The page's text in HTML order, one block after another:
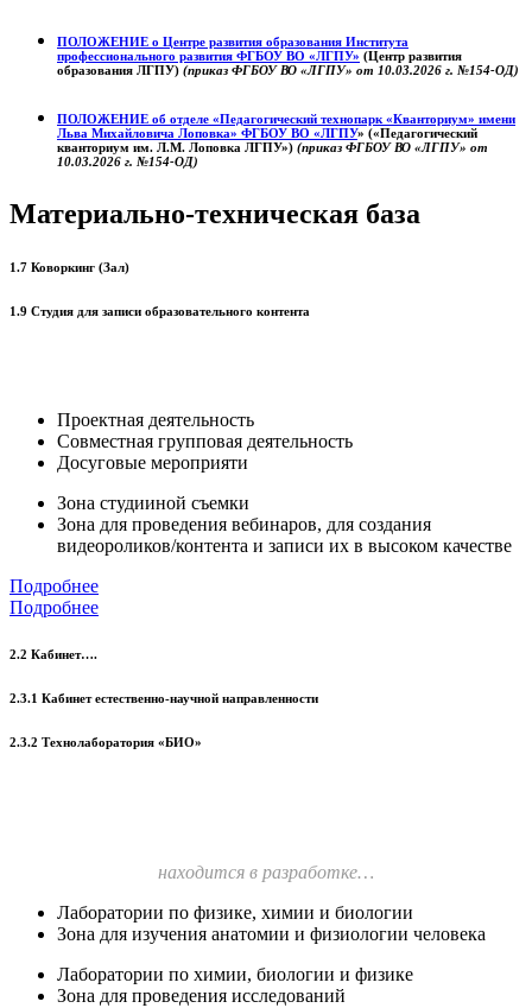
ПОЛОЖЕНИЕ о Центре развития образования Института
профессионального развития ФГБОУ ВО «ЛГПУ» (Центр развития
образования ЛГПУ) (приказ ФГБОУ ВО «ЛГПУ» от 10.03.2026 г. №154-ОД)
ПОЛОЖЕНИЕ об отделе «Педагогический технопарк «Кванториум» имени
Льва Михайловича Лоповка» ФГБОУ ВО «ЛГПУ» («Педагогический
кванториум им. Л.М. Лоповка ЛГПУ») (приказ ФГБОУ ВО «ЛГПУ» от
10.03.2026 г. №154-ОД)
Материально-техническая база
1.7 Коворкинг (Зал)
1.9 Студия для записи образовательного контента
Проектная деятельность
Совместная групповая деятельность
Досуговые мероприяти
Зона студииной съемки
Зона для проведения вебинаров, для создания
видеороликов/контента и записи их в высоком качестве
Подробнее
Подробнее
2.2 Кабинет….
2.3.1 Кабинет естественно-научной направленности
2.3.2 Технолаборатория «БИО»
находится в разработке…
Лаборатории по физике, химии и биологии
Зона для изучения анатомии и физиологии человека
Лаборатории по химии, биологии и физике
Зона для проведения исследований